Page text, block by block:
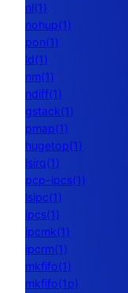
nl(1)
nohup(1)
pon(1)
ld(1)
nm(1)
ndiff(1)
gstack(1)
pmap(1)
hugetop(1)
lsirq(1)
pcp-ipcs(1)
lsipc(1)
ipcs(1)
ipcmk(1)
ipcrm(1)
mkfifo(1)
mkfifo(1p)